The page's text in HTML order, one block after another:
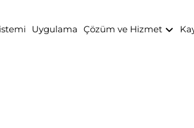
Uygulama Çözüm ve Hizmet